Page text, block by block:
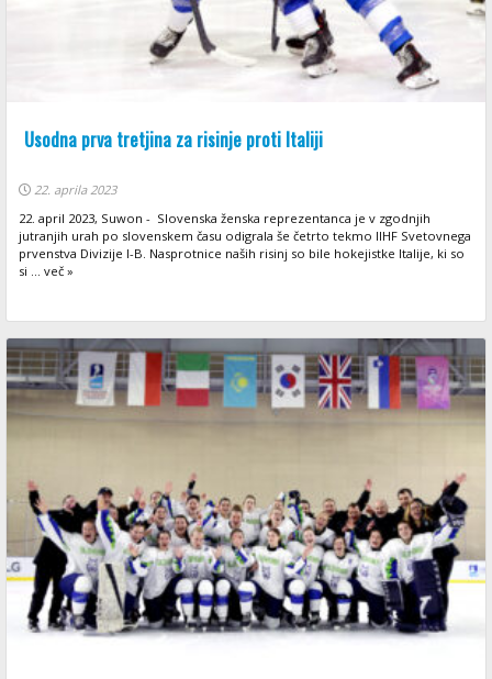
Usodna prva tretjina za risinje proti Italiji
22. aprila 2023
22. april 2023, Suwon - Slovenska ženska reprezentanca je v zgodnjih
jutranjih urah po slovenskem času odigrala še četrto tekmo IIHF Svetovnega
prvenstva Divizije I-B. Nasprotnice naših risinj so bile hokejistke Italije, ki so
si ... več »